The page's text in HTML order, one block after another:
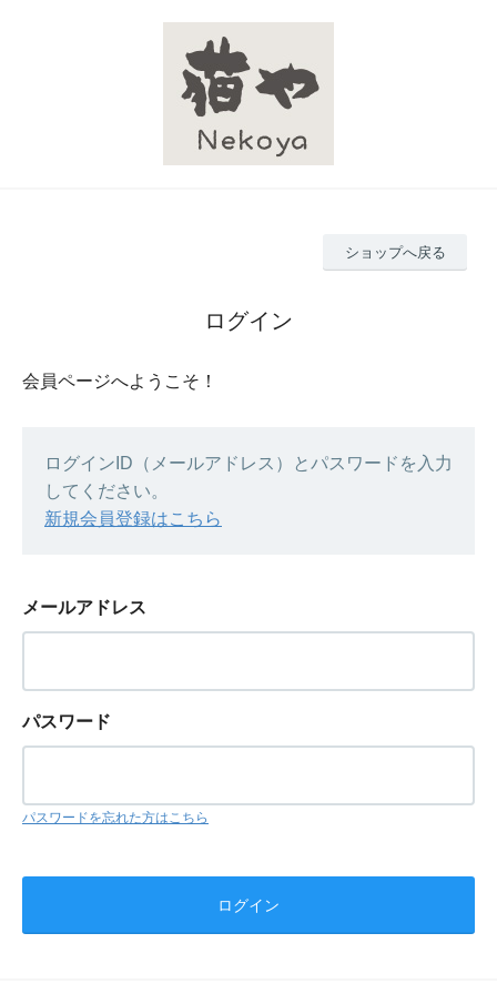
ショップへ戻る
ログイン
会員ページへようこそ！
ログインID（メールアドレス）とパスワードを入力
してください。
新規会員登録はこちら
メールアドレス
パスワード
パスワードを忘れた方はこちら